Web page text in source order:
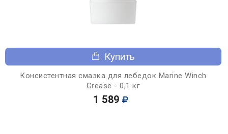
Купить
Консистентная смазка для лебедок Marine Winch
Grease - 0,1 кг
1 589